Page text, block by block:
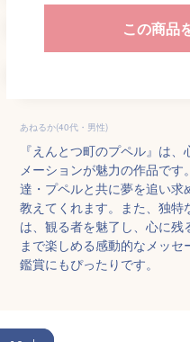
この商品
あねるか(40代・男性)
『えんとつ町のプペル』は
メーションが魅力の作品で
達・プペルと共に夢を追い
教えてくれます。また、独
は、観る者を魅了し、心に残
まで楽しめる感動的なメッ
鑑賞にもぴったりです。